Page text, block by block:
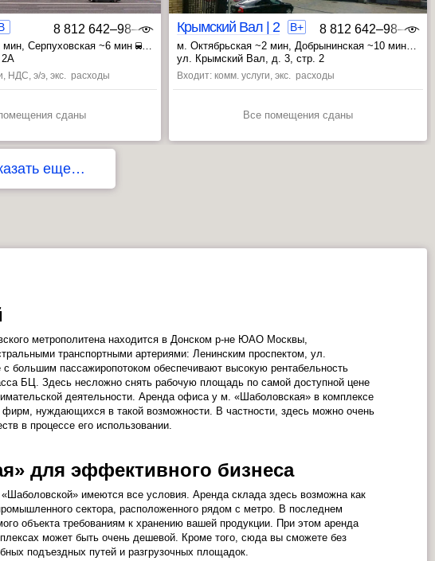
8 812 642‒98‒46
мин, Серпуховская ~6 мин
2А
НДС, э/э, экс. расходы
сданы
Крымский Вал | 2 B+ 8 812 642‒98‒46
м. Октябрьская ~2 мин, Добрынинская ~10 мин
, Полянка ~16 мин
ул. Крымский Вал, д. 3, стр. 2
Входит: комм. услуги, экс. расходы
Все помещения сданы
еще…
метрополитена находится в Донском р-не ЮАО Москвы,
транспортными артериями: Ленинским проспектом, ул.
большим пассажиропотоком обеспечивают высокую рентабельность
БЦ. Здесь несложно снять рабочую площадь по самой доступной цене
деятельности. Аренда офиса у м. «Шаболовская» в комплексе
нуждающихся в такой возможности. В частности, здесь можно очень
в процессе его использовании.
для эффективного бизнеса
имеются все условия. Аренда склада здесь возможна как
сектора, расположенного рядом с метро. В последнем
объекта требованиям к хранению вашей продукции. При этом аренда
может быть очень дешевой. Кроме того, сюда вы сможете без
подъездных путей и разгрузочных площадок.